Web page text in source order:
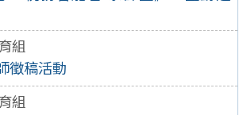
組
徵稿活動
組